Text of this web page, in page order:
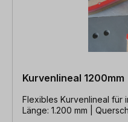
Kurvenlineal 1200mm
Flexibles Kurvenlineal für
Länge: 1.200 mm |